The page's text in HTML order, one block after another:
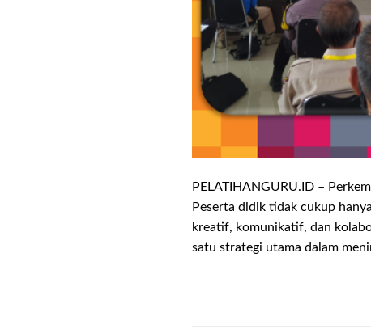
PELATIHANGURU.ID –
Peserta didik tidak cukup
kreatif, komunikatif, dan
satu strategi utama dalam